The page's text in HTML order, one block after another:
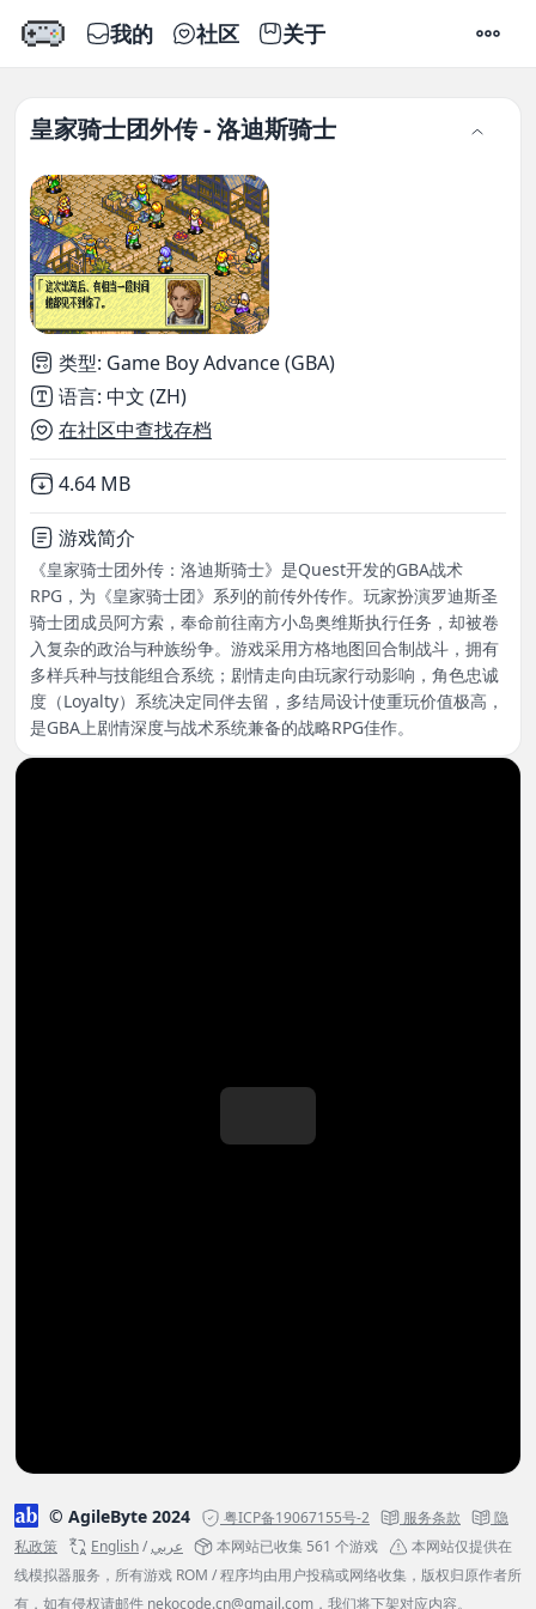
我的 社区 关于 设置
皇家骑士团外传 - 洛迪斯骑士
类型: Game Boy Advance (GBA)
语言: 中文 (ZH)
在社区中查找存档
Not downloaded
4.64 MB
游戏简介
《皇家骑士团外传：洛迪斯骑士》是Quest开发的GBA战术
RPG，为《皇家骑士团》系列的前传外传作。玩家扮演罗迪斯圣
骑士团成员阿方索，奉命前往南方小岛奥维斯执行任务，却被卷
入复杂的政治与种族纷争。游戏采用方格地图回合制战斗，拥有
多样兵种与技能组合系统；剧情走向由玩家行动影响，角色忠诚
度（Loyalty）系统决定同伴去留，多结局设计使重玩价值极高，
是GBA上剧情深度与战术系统兼备的战略RPG佳作。
© AgileByte 2024 粤ICP备19067155号-2 服务条款
隐
私政策
English/عربي 本网站已收集 561 个游戏
本网站仅提供在
线模拟器服务，所有游戏 ROM / 程序均由用户投稿或网络收集，版权归原作者所
有，如有侵权请邮件 nekocode.cn@gmail.com ，我们将下架对应内容。